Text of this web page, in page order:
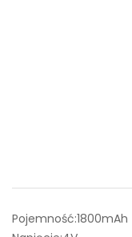
Pojemność:1800mAh